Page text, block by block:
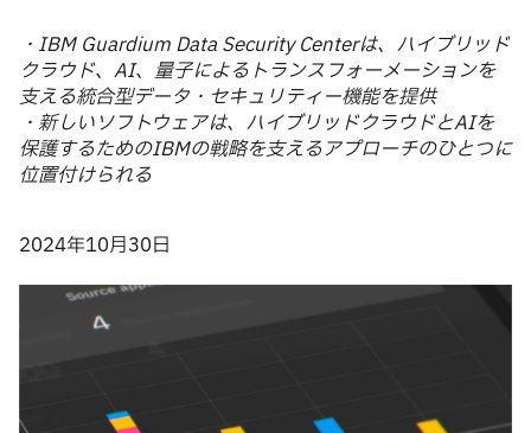
・IBM Guardium Data Security Centerは、ハイブリッド
クラウド、AI、量子によるトランスフォーメーションを
支える統合型データ・セキュリティー機能を提供
・新しいソフトウェアは、ハイブリッドクラウドとAIを
保護するためのIBMの戦略を支えるアプローチのひとつに
位置付けられる
2024年10月30日